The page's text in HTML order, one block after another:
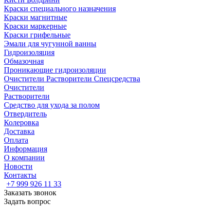
Краски специального назначения
Краски магнитные
Краски маркерные
Краски грифельные
Эмали для чугунной ванны
Гидроизоляция
Обмазочная
Проникающие гидроизоляции
Очистители Растворители Спецсредства
Очистители
Растворители
Средство для ухода за полом
Отвердитель
Колеровка
Доставка
Оплата
Информация
О компании
Новости
Контакты
+7 999 926 11 33
Заказать звонок
Задать вопрос